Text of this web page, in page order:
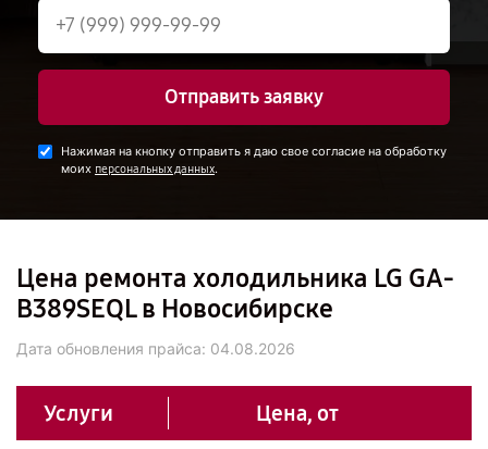
Отправить заявку
Нажимая на кнопку отправить я даю свое согласие на обработку
моих персональных данных.
Цена ремонта холодильника LG GA-
B389SEQL в Новосибирске
Дата обновления прайса: 04.08.2026
Услуги Цена, от